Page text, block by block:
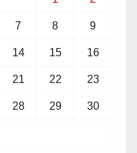
7 8 9
14 15 16
21 22 23
28 29 30